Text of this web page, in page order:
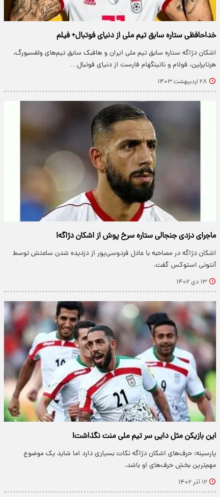
خداحافظی ستاره سابق تیم ملی از دنیای فوتبال+ فیلم
اشکان دژاگه ستاره سابق تیم ملی ایران و هافبک سابق تیم‌های ولفسبورگ،
هرتابرلین، فولام و ناتینگهام فارست از دنیای فوتبال…
۲۸ اردیبهشت ۱۴۰۳
ماجرای دزدی جنجالی ستاره سرخ پوش از اشکان دژاگه!
اشکان دژاگه در مصاحبه با عادل فردوسی‌پور از دزدیده شدن ساعتش توسط
آنتونی استوکس گفت.
۱۳ دی ۱۴۰۲
این بازیکن مثل دایی سر تیم ملی منت نگذاشت!
پارسینه: حرف‌های اشکان دژاگه نکات بسیاری دارد اما شاید یک موضوع
مهم‌ترین بخشِ حرف‌های او باشد.
۱۲ آذر ۱۴۰۲